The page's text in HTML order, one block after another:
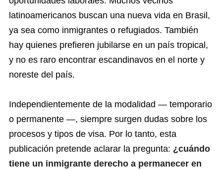
latinoamericanos buscan una nueva vida en Brasil,
ya sea como inmigrantes o refugiados. También
hay quienes prefieren jubilarse en un país tropical,
y no es raro encontrar escandinavos en el norte y
noreste del país.
Independientemente de la modalidad — temporario
o permanente —, siempre surgen dudas sobre los
procesos y tipos de visa. Por lo tanto, esta
publicación pretende aclarar la pregunta: ¿cuándo
tiene un inmigrante derecho a permanecer en